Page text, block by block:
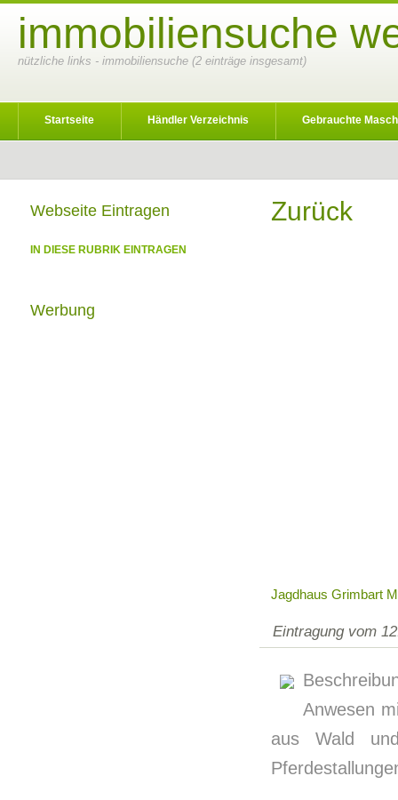
immobiliensuche
nützliche links - immobiliensuche (2 einträge insgesamt)
Startseite Händler Verzeichnis Gebrauchte
Zurück
Jagdhaus Grimbart
Eintragung vom
Anwesen
aus Wald
Webseite Eintragen
IN DIESE RUBRIK EINTRAGEN
Werbung